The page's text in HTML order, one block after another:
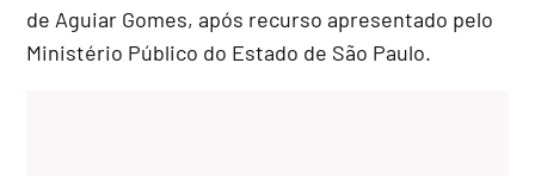
de Aguiar Gomes, após recurso apresentado pelo
Ministério Público do Estado de São Paulo.